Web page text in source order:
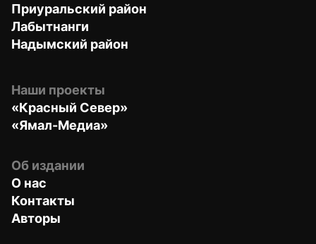
Приуральский район
Лабытнанги
Надымский район
Наши проекты
«Красный Север»
«Ямал-Медиа»
Об издании
О нас
Контакты
Авторы